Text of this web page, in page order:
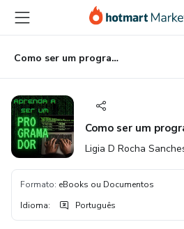
para
conteúdo
principal
para
pagamento
para
rodapé
Como ser um programador
Como ser um
Ligia D Rocha
Formato: eBooks ou Documentos
Idioma: Português